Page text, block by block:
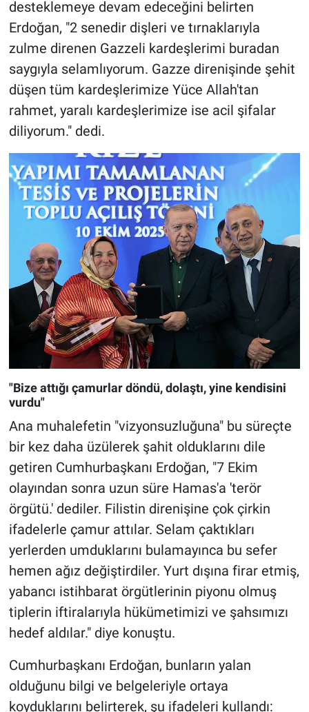
desteklemeye devam edeceğini belirten
Erdoğan, "2 senedir dişleri ve tırnaklarıyla
zulme direnen Gazzeli kardeşlerimi buradan
saygıyla selamlıyorum. Gazze direnişinde şehit
düşen tüm kardeşlerimize Yüce Allah'tan
rahmet, yaralı kardeşlerimize ise acil şifalar
diliyorum." dedi.
"Bize attığı çamurlar döndü, dolaştı, yine kendisini
vurdu"
Ana muhalefetin "vizyonsuzluğuna" bu süreçte
bir kez daha üzülerek şahit olduklarını dile
getiren Cumhurbaşkanı Erdoğan, "7 Ekim
olayından sonra uzun süre Hamas'a 'terör
örgütü.' dediler. Filistin direnişine çok çirkin
ifadelerle çamur attılar. Selam çaktıkları
yerlerden umduklarını bulamayınca bu sefer
hemen ağız değiştirdiler. Yurt dışına firar etmiş,
yabancı istihbarat örgütlerinin piyonu olmuş
tiplerin iftiralarıyla hükümetimizi ve şahsımızı
hedef aldılar." diye konuştu.
Cumhurbaşkanı Erdoğan, bunların yalan
olduğunu bilgi ve belgeleriyle ortaya
koyduklarını belirterek, şu ifadeleri kullandı: